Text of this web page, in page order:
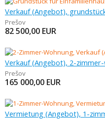
Verkauf (Angebot),
Prešov
82 500,00 EUR
Verkauf (Angebot), 2-
Prešov
165 000,00 EUR
Vermietung (Angebot), 1-